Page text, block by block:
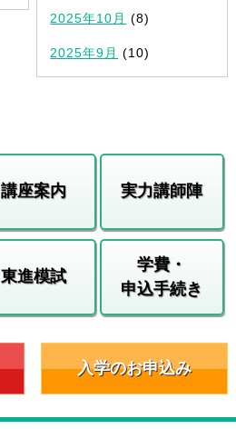
2025年10月 (8)
2025年9月 (10)
講座案内 実力講師陣
東進模試
学費・
申込手続き
入学のお申込み